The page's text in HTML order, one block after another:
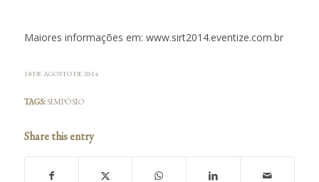
Maiores informações em: www.sirt2014.eventize.com.br
18 DE AGOSTO DE 2014
TAGS:SIMPÓSIO
Share this entry